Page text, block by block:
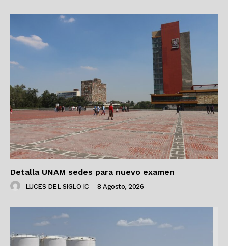
Detalla UNAM sedes para nuevo examen
LUCES DEL SIGLO IC - 8 Agosto, 2026